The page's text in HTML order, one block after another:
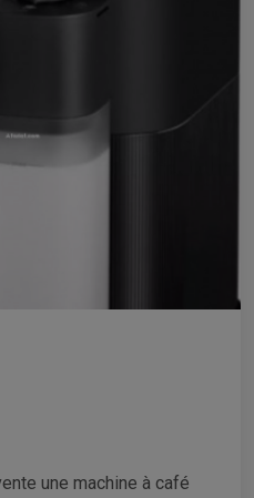
une machine à café